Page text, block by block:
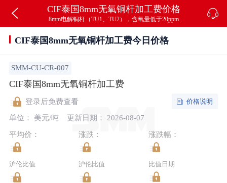
CIF泰国8mm无氧铜杆加工费价格
8mm电解铜杆（TU1、TU2），含氧量低于20ppm
CIF泰国8mm无氧铜杆加工费今日价格
SMM-CU-CR-007
CIF泰国8mm无氧铜杆加工费
登录后免费查看
单位： 美元/吨
更新日期： 2026-08-07
价格说明
平均价： 涨跌： 涨跌幅：
沪伦比值 沪伦比值 比值日期